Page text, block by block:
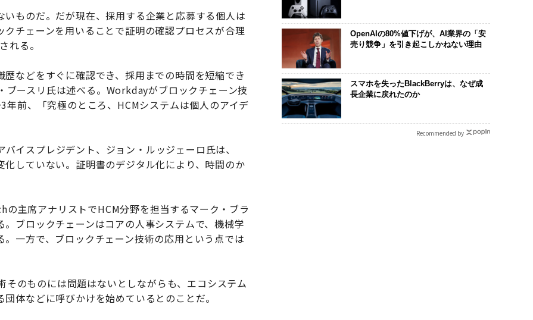
ものだ。だが現在、採用する企業と応募する個人は
チェーンを用いることで証明の確認プロセスが合理
れる。
などをすぐに確認でき、採用までの時間を短縮でき
ースリ氏は述べる。Workdayがブロックチェーン技
前、「究極のところ、HCMシステムは個人のアイデ
イスプレジデント、ジョン・ルッジェーロ氏は、
化していない。証明書のデジタル化により、時間のか
主席アナリストでHCM分野を担当するマーク・ブラ
ブロックチェーンはコアの人事システムで、機械学
一方で、ブロックチェーン技術の応用という点では
のものには問題はないとしながらも、エコシステム
体などに呼びかけを始めているとのことだ。
OpenAIの80%値下げが、AI業界の「安
売り競争」を引き起こしかねない理由
スマホを失ったBlackBerryは、なぜ成
長企業に戻れたのか
Recommended by